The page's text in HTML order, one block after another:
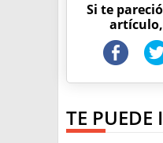
Si te
artículo,
TE PUEDE